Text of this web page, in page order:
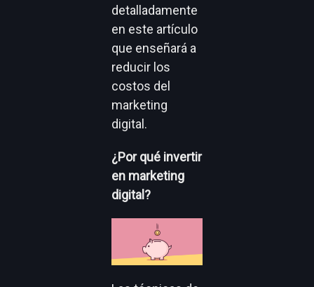
detalladamente
en este artículo
que enseñará a
reducir los
costos del
marketing
digital.
¿Por qué invertir
en marketing
digital?